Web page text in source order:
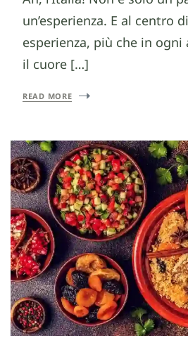
un’esperienza. E al centro
esperienza, più che in
il cuore […]
READ MORE